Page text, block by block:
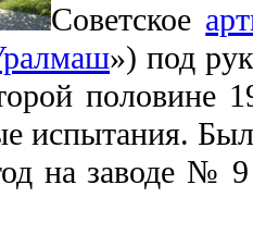
Советское
») под
половине
испытания.
на заводе №